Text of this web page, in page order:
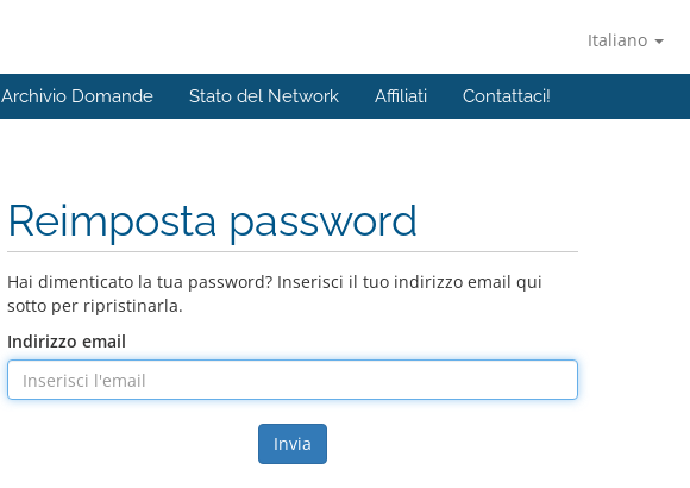
Italiano
Archivio Domande Stato del Network Affiliati Contattaci!
Reimposta password
Hai dimenticato la tua password? Inserisci il tuo indirizzo email qui
sotto per ripristinarla.
Indirizzo email
Invia